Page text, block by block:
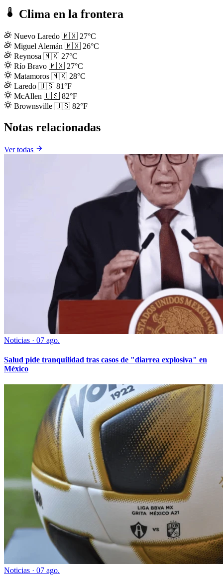
Clima en la frontera
Nuevo Laredo 🇲🇽 27°C
Miguel Alemán 🇲🇽 26°C
Reynosa 🇲🇽 27°C
Río Bravo 🇲🇽 27°C
Matamoros 🇲🇽 28°C
Laredo 🇺🇸 81°F
McAllen 🇺🇸 82°F
Brownsville 🇺🇸 82°F
Notas relacionadas
Ver todas
Noticias · 07 ago.
Salud pide tranquilidad tras casos de "diarrea explosiva" en
México
Noticias · 07 ago.